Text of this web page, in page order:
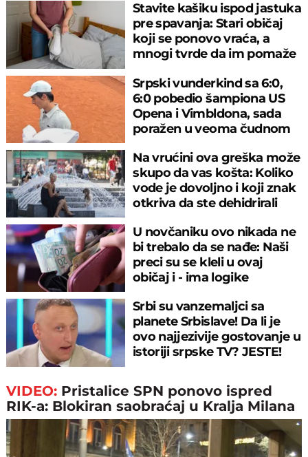
Stavite kašiku ispod jastuka
pre spavanja: Stari običaj
koji se ponovo vraća, a
mnogi tvrde da im pomaže
Srpski vunderkind sa 6:0,
6:0 pobedio šampiona US
Opena i Vimbldona, sada
poražen u veoma čudnom
Na vrućini ova greška može
skupo da vas košta: Koliko
vode je dovoljno i koji znak
otkriva da ste dehidrirali
U novčaniku ovo nikada ne
bi trebalo da se nađe: Naši
preci su se kleli u ovaj
običaj i - ima logike
Srbi su vanzemaljci sa
planete Srbislave! Da li je
ovo najjezivije gostovanje u
istoriji srpske TV? JESTE!
VIDEO: Pristalice SPN ponovo ispred
RIK-a: Blokiran saobraćaj u Kralja Milana